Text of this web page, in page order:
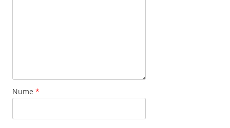
Nume *